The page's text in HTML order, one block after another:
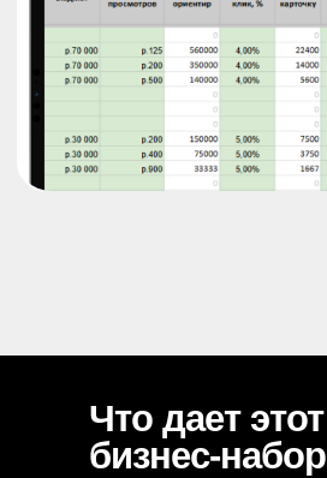
Что дает этот
бизнес-набор